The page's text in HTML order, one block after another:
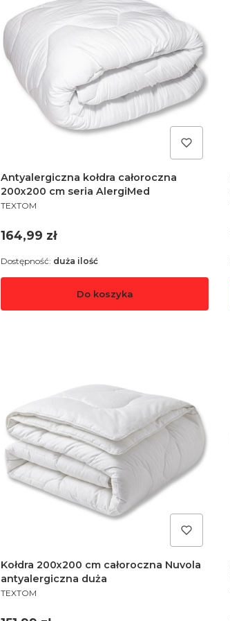
Antyalergiczna kołdra całoroczna
200x200 cm seria AlergiMed
PRODUCENT
TEXTOM
Cena
164,99 zł
Do koszyka
Dostępność: duża ilość
Kołdra 200x200 cm całoroczna Nuvola
antyalergiczna duża
PRODUCENT
TEXTOM